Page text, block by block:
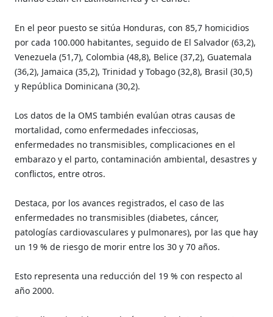
En el peor puesto se sitúa Honduras, con 85,7 homicidios
por cada 100.000 habitantes, seguido de El Salvador (63,2),
Venezuela (51,7), Colombia (48,8), Belice (37,2), Guatemala
(36,2), Jamaica (35,2), Trinidad y Tobago (32,8), Brasil (30,5)
y República Dominicana (30,2).
Los datos de la OMS también evalúan otras causas de
mortalidad, como enfermedades infecciosas,
enfermedades no transmisibles, complicaciones en el
embarazo y el parto, contaminación ambiental, desastres y
conflictos, entre otros.
Destaca, por los avances registrados, el caso de las
enfermedades no transmisibles (diabetes, cáncer,
patologías cardiovasculares y pulmonares), por las que hay
un 19 % de riesgo de morir entre los 30 y 70 años.
Esto representa una reducción del 19 % con respecto al
año 2000.